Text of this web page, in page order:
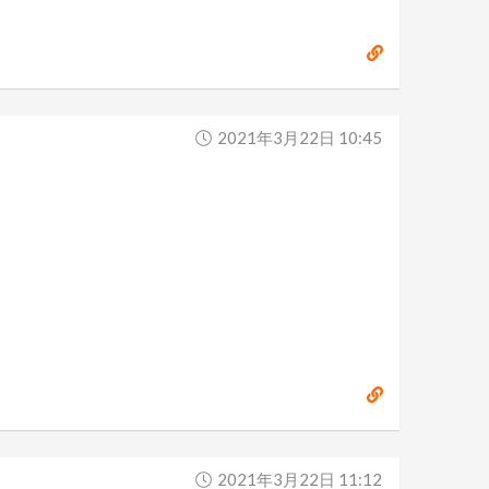
2021年3月22日 10:45
2021年3月22日 11:12